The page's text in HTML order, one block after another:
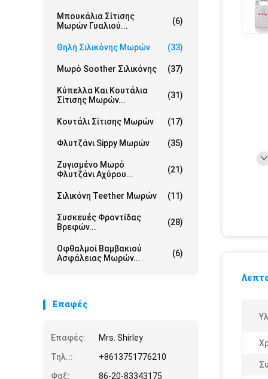
Μπουκάλια Σίτισης
Μωρών Γυαλιού...
(6)
Θηλή Σιλικόνης Μωρών (33)
Μωρό Soother Σιλικόνης (37)
Κύπελλα Και Κουτάλια
Σίτισης Μωρών...
(31)
Κουτάλι Σίτισης Μωρών (17)
Φλυτζάνι Sippy Μωρών (35)
Ζυγισμένο Μωρό
Φλυτζάνι Αχύρου...
(21)
Σιλικόνη Teether Μωρών (11)
Συσκευές Φροντίδας
Βρεφών...
(28)
Οφθαλμοί Βαμβακιού
Ασφάλειας Μωρών...
(6)
Επαφές
Επαφές:
Mrs. Shirley
Τηλ.::
+8613751776210
Φαξ:
86-20-83343175